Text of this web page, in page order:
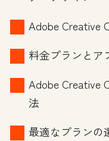
Adobe Creative
料金プランとア
Adobe Creative
法
最適なプランの